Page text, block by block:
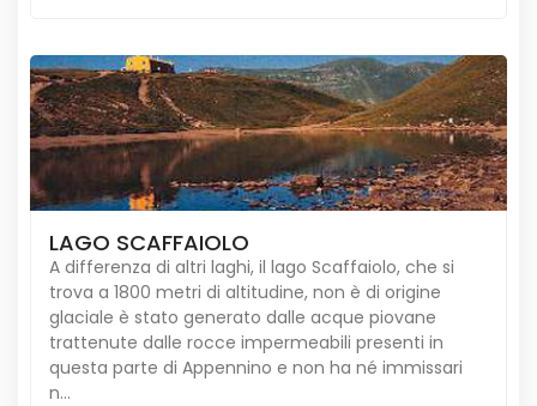
LAGO SCAFFAIOLO
A differenza di altri laghi, il lago Scaffaiolo, che si
trova a 1800 metri di altitudine, non è di origine
glaciale è stato generato dalle acque piovane
trattenute dalle rocce impermeabili presenti in
questa parte di Appennino e non ha né immissari
n...